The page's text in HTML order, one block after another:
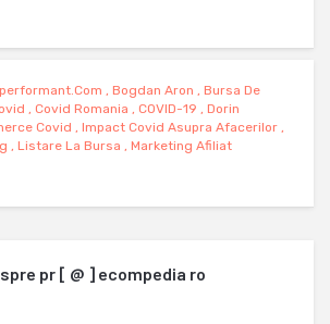
, Bogdan Aron , Bursa De
, Covid Romania , COVID-19 , Dorin
Covid , Impact Covid Asupra Afacerilor ,
, Listare La Bursa , Marketing Afiliat
pr [ @ ] ecompedia ro